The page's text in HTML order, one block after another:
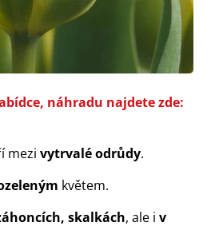
náhradu najdete zde:
mezi vytrvalé odrůdy.
květem.
skalkách, ale i v